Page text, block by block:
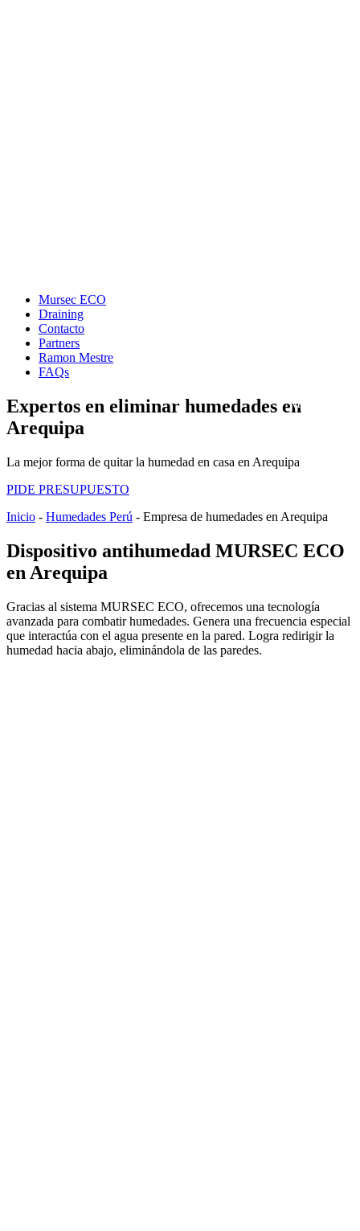
Mursec ECO
Draining
Contacto
Partners
Ramon Mestre
FAQs
Expertos en eliminar humedades en
Arequipa
La mejor forma de quitar la humedad en casa en Arequipa
PIDE PRESUPUESTO
Inicio - Humedades Perú - Empresa de humedades en Arequipa
Dispositivo antihumedad MURSEC ECO
en Arequipa
Gracias al sistema MURSEC ECO, ofrecemos una tecnología
avanzada para combatir humedades. Genera una frecuencia especial
que interactúa con el agua presente en la pared. Logra redirigir la
humedad hacia abajo, eliminándola de las paredes.